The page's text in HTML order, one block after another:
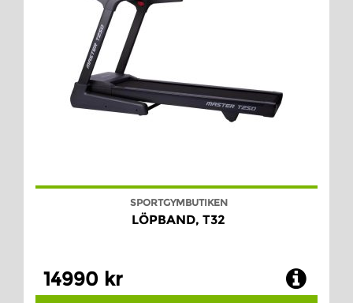
SPORTGYMBUTIKEN
LÖPBAND, T32
14990 kr